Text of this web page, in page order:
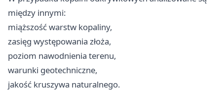
między innymi:
miąższość warstw kopaliny,
zasięg występowania złoża,
poziom nawodnienia terenu,
warunki geotechniczne,
jakość kruszywa naturalnego.